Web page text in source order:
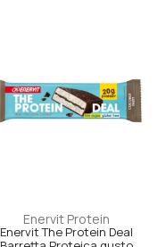
Enervit Protein
Enervit The Protein Deal